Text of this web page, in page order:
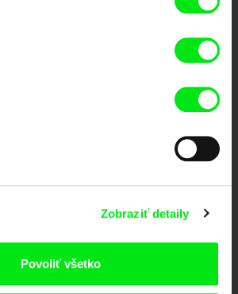
Zobraziť detaily
Povoliť všetko